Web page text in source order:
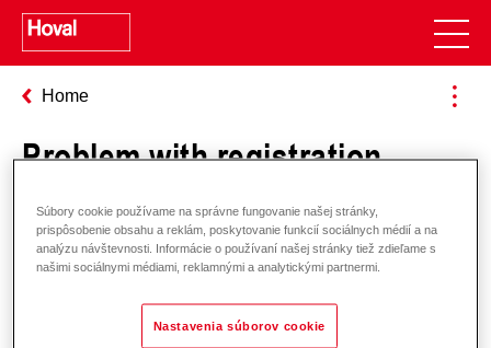
Home
Problem with registration
Súbory cookie používame na správne fungovanie našej stránky,
prispôsobenie obsahu a reklám, poskytovanie funkcií sociálnych médií a na
analýzu návštevnosti. Informácie o používaní našej stránky tiež zdieľame s
našimi sociálnymi médiami, reklamnými a analytickými partnermi.
Nastavenia súborov cookie